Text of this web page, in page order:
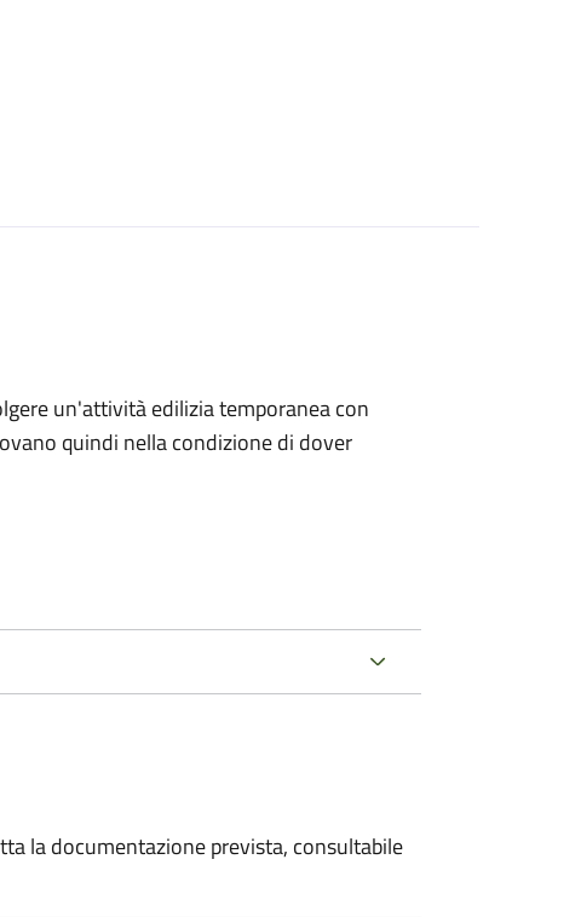
un'attività edilizia temporanea con
quindi nella condizione di dover
la documentazione prevista, consultabile